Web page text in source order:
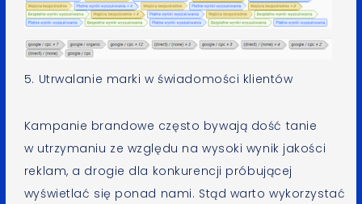
5. Utrwalanie marki w świadomości klientów
Kampanie brandowe często bywają dość tanie
w utrzymaniu ze względu na wysoki wynik jakości
reklam, a drogie dla konkurencji próbującej
wyświetlać się ponad nami. Stąd warto wykorzystać